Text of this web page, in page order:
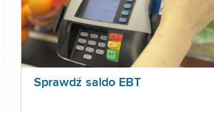
Sprawdź saldo EBT